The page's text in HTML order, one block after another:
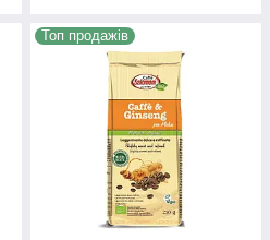
Топ продажів